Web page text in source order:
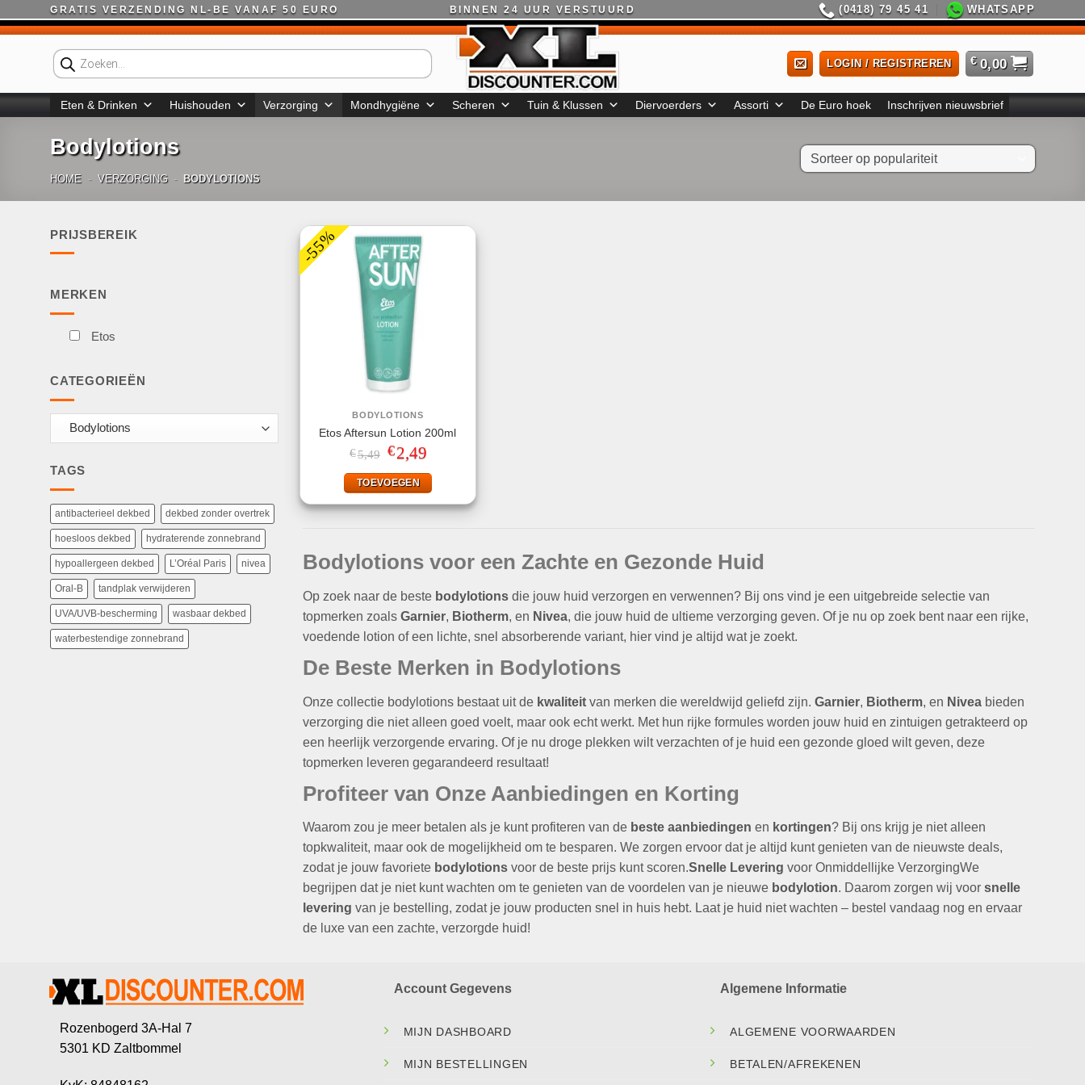
naar
GRATIS VERZENDING NL-BE VANAF 50 EURO BINNEN 24 UUR VERSTUURD (0418) 79 45 41 WHATSAPP
Producten
zoeken
LOGIN / REGISTREREN € 0,00
Eten & Drinken Huishouden Verzorging Mondhygiëne Scheren Tuin & Klussen Diervoerders Assorti De Euro hoek Inschrijven nieuwsbrief
Bodylotions
HOME - VERZORGING - BODYLOTIONS
PRIJSBEREIK
MERKEN
Etos
CATEGORIEËN
TAGS
antibacterieel dekbed dekbed zonder overtrek
hoesloos dekbed hydraterende zonnebrand
hypoallergeen dekbed L’Oréal Paris nivea
Oral-B tandplak verwijderen
UVA/UVB-bescherming wasbaar dekbed
waterbestendige zonnebrand
-55%
BODYLOTIONS
Etos Aftersun Lotion 200ml
€5,49 Oorspronkelijke
prijs
was:
€5,49.
€2,49Huidige
prijs
is:
€2,49.
TOEVOEGEN
Bodylotions voor een Zachte en Gezonde Huid
Op zoek naar de beste bodylotionsdie jouw huid verzorgen en verwennen? Bij ons vind je een uitgebreide selectie van
topmerken zoals Garnier, Biotherm, en Nivea, die jouw huid de ultieme verzorging geven. Of je nu op zoek bent naar een rijke,
voedende lotion of een lichte, snel absorberende variant, hier vind je altijd wat je zoekt.
De Beste Merken in Bodylotions
Onze collectie bodylotions bestaat uit de kwaliteitvan merken die wereldwijd geliefd zijn. Garnier, Biotherm, en Niveabieden
verzorging die niet alleen goed voelt, maar ook echt werkt. Met hun rijke formules worden jouw huid en zintuigen getrakteerd op
een heerlijk verzorgende ervaring. Of je nu droge plekken wilt verzachten of je huid een gezonde gloed wilt geven, deze
topmerken leveren gegarandeerd resultaat!
Profiteer van Onze Aanbiedingen en Korting
Waarom zou je meer betalen als je kunt profiteren van de beste aanbiedingen en kortingen? Bij ons krijg je niet alleen
topkwaliteit, maar ook de mogelijkheid om te besparen. We zorgen ervoor dat je altijd kunt genieten van de nieuwste deals,
zodat je jouw favoriete bodylotionsvoor de beste prijs kunt scoren.Snelle Levering voor Onmiddellijke VerzorgingWe
begrijpen dat je niet kunt wachten om te genieten van de voordelen van je nieuwe bodylotion. Daarom zorgen wij voor snelle
levering van je bestelling, zodat je jouw producten snel in huis hebt. Laat je huid niet wachten – bestel vandaag nog en ervaar
de luxe van een zachte, verzorgde huid!
Rozenbogerd 3A-Hal 7
5301 KD Zaltbommel
Account Gegevens
MIJN DASHBOARD
MIJN BESTELLINGEN
Algemene Informatie
ALGEMENE VOORWAARDEN
BETALEN/AFREKENEN